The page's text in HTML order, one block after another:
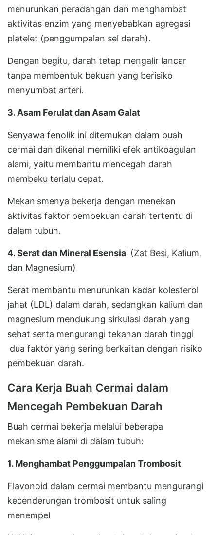
menurunkan peradangan dan menghambat
aktivitas enzim yang menyebabkan agregasi
platelet (penggumpalan sel darah).
Dengan begitu, darah tetap mengalir lancar
tanpa membentuk bekuan yang berisiko
menyumbat arteri.
3. Asam Ferulat dan Asam Galat
Senyawa fenolik ini ditemukan dalam buah
cermai dan dikenal memiliki efek antikoagulan
alami, yaitu membantu mencegah darah
membeku terlalu cepat.
Mekanismenya bekerja dengan menekan
aktivitas faktor pembekuan darah tertentu di
dalam tubuh.
4. Serat dan Mineral Esensial (Zat Besi, Kalium,
dan Magnesium)
Serat membantu menurunkan kadar kolesterol
jahat (LDL) dalam darah, sedangkan kalium dan
magnesium mendukung sirkulasi darah yang
sehat serta mengurangi tekanan darah tinggi
dua faktor yang sering berkaitan dengan risiko
pembekuan darah.
Cara Kerja Buah Cermai dalam
Mencegah Pembekuan Darah
Buah cermai bekerja melalui beberapa
mekanisme alami di dalam tubuh:
1. Menghambat Penggumpalan Trombosit
Flavonoid dalam cermai membantu mengurangi
kecenderungan trombosit untuk saling
menempel